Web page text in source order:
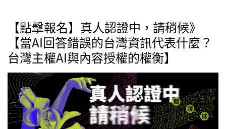
【點擊報名】真人認證中，請稍候》
【當AI回答錯誤的台灣資訊代表什麼？
台灣主權AI與內容授權的權衡】